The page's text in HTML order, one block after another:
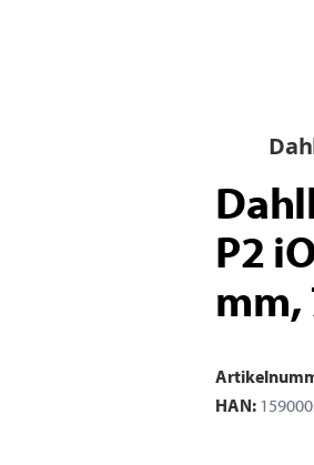
P2
mm,
HAN: